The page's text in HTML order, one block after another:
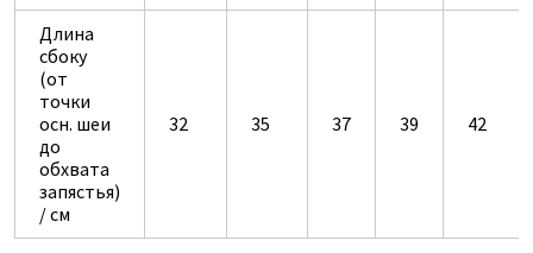
Длина
сбоку
(от
точки
осн. шеи
до
обхвата
запястья)
/ см
32 35 37 39 42